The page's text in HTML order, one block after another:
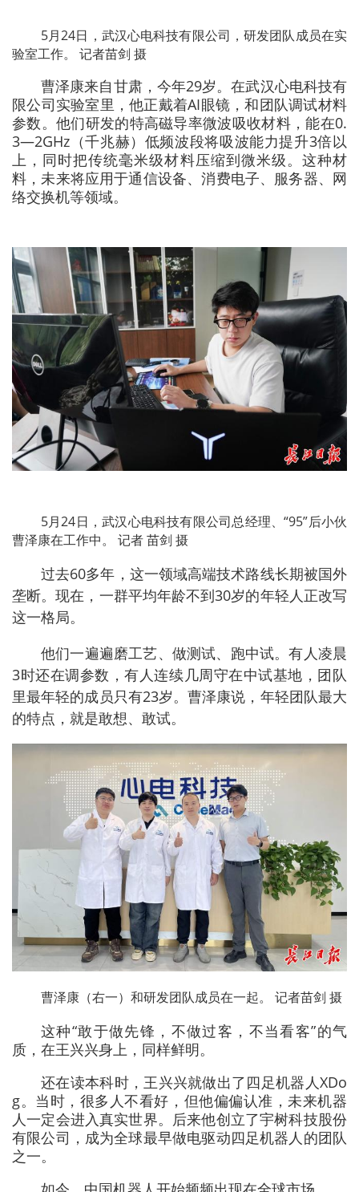
5月24日，武汉心电科技有限公司，研发团队成员在实
验室工作。 记者苗剑 摄
曹泽康来自甘肃，今年29岁。在武汉心电科技有
限公司实验室里，他正戴着AI眼镜，和团队调试材料
参数。他们研发的特高磁导率微波吸收材料，能在0.
3—2GHz（千兆赫）低频波段将吸波能力提升3倍以
上，同时把传统毫米级材料压缩到微米级。这种材
料，未来将应用于通信设备、消费电子、服务器、网
络交换机等领域。
5月24日，武汉心电科技有限公司总经理、“95”后小伙
曹泽康在工作中。 记者 苗剑 摄
过去60多年，这一领域高端技术路线长期被国外
垄断。现在，一群平均年龄不到30岁的年轻人正改写
这一格局。
他们一遍遍磨工艺、做测试、跑中试。有人凌晨
3时还在调参数，有人连续几周守在中试基地，团队
里最年轻的成员只有23岁。曹泽康说，年轻团队最大
的特点，就是敢想、敢试。
曹泽康（右一）和研发团队成员在一起。 记者苗剑 摄
这种“敢于做先锋，不做过客，不当看客”的气
质，在王兴兴身上，同样鲜明。
还在读本科时，王兴兴就做出了四足机器人XDo
g。当时，很多人不看好，但他偏偏认准，未来机器
人一定会进入真实世界。后来他创立了宇树科技股份
有限公司，成为全球最早做电驱动四足机器人的团队
之一。